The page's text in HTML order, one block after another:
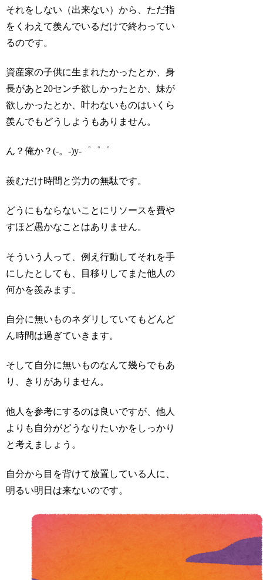
それをしない（出来ない）から、ただ指
をくわえて羨んでいるだけで終わってい
るのです。
資産家の子供に生まれたかったとか、身
長があと20センチ欲しかったとか、妹が
欲しかったとか、叶わないものはいくら
羨んでもどうしようもありません。
ん？俺か？(-。-)y-゜゜゜
羨むだけ時間と労力の無駄です。
どうにもならないことにリソースを費や
すほど愚かなことはありません。
そういう人って、例え行動してそれを手
にしたとしても、目移りしてまた他人の
何かを羨みます。
自分に無いものネダリしていてもどんど
ん時間は過ぎていきます。
そして自分に無いものなんて幾らでもあ
り、きりがありません。
他人を参考にするのは良いですが、他人
よりも自分がどうなりたいかをしっかり
と考えましょう。
自分から目を背けて放置している人に、
明るい明日は来ないのです。